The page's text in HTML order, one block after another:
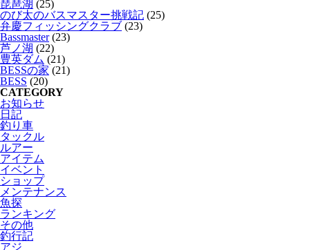
琵琶湖 (25)
のび太のバスマスター挑戦記 (25)
弁慶フィッシングクラブ (23)
Bassmaster(23)
芦ノ湖 (22)
豊英ダム (21)
BESSの家 (21)
BESS (20)
CATEGORY
お知らせ
日記
釣り車
タックル
ルアー
アイテム
イベント
ショップ
メンテナンス
魚探
ランキング
その他
釣行記
アジ